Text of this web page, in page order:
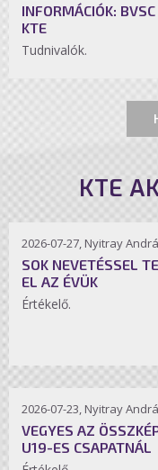
INFORMÁCIÓK:
KTE
Tudnivalók.
KTE
2026-07-27, Nyitray
SOK NEVETÉSSEL
EL AZ ÉVÜK
Értékelő.
2026-07-23, Nyitray
VEGYES AZ
U19-ES CSAPATNÁL